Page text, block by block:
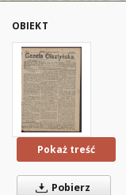
OBIEKT
Pokaż treść
Pobierz